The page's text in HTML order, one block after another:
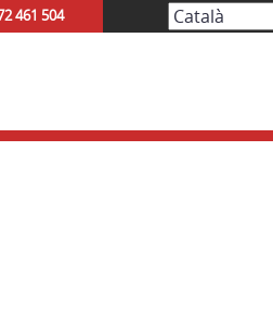
461 504